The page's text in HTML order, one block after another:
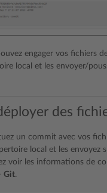
engager vos fichiers
local et les envoyer/
des
un commit avec vos
local et les envoyez
voir les informations de
Git.